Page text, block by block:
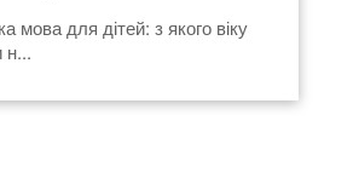
мова для дітей: з якого віку
н...